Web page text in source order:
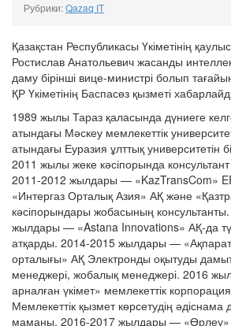
Рубрики:Qazaq IT
Қазақстан Республикасы Үкіметінің
Ростислав Анатольевич жасанды
даму бірінші вице-министрі болып
ҚР Үкіметінің Баспасөз қызметі
1989 жылы Тараз қаласында дүниеге
атындағы Мәскеу мемлекеттік
атындағы Еуразия ұлттық университетін
2011 жылы жеке кәсіпорында
2011-2012 жылдары — «KazTransCom»
«Интергаз Орталық Азия» АҚ және
кәсіпорындары жобасының
жылдары — «Astana Innovations» АҚ-да
атқарды. 2014-2015 жылдары —
орталығы» АҚ Электронды оқытуды
менеджері, жобалық менеджері. 2016
арналған үкімет» мемлекеттік
Мемлекеттік қызмет көрсетудің әдіснама
маманы. 2016-2017 жылдары — «Өрлеу»